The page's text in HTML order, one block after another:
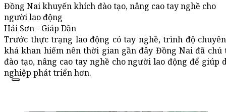
Đồng Nai khuyến khích đào tạo, nâng cao tay nghề cho
người lao động
Hải Sơn - Giáp Dần
Trước thực trạng lao động có tay nghề, trình độ
khá khan hiếm nên thời gian gần đây Đồng Nai đã chú
đào tạo, nâng cao tay nghề cho người lao động để giúp
nghiệp phát triển hơn.